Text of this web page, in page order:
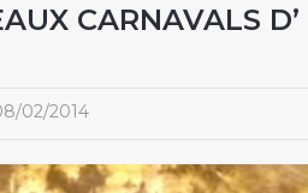
CARNAVALS D’
02/2014